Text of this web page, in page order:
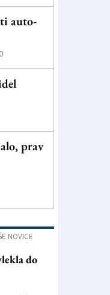
auto-
prav
NOVICE
do